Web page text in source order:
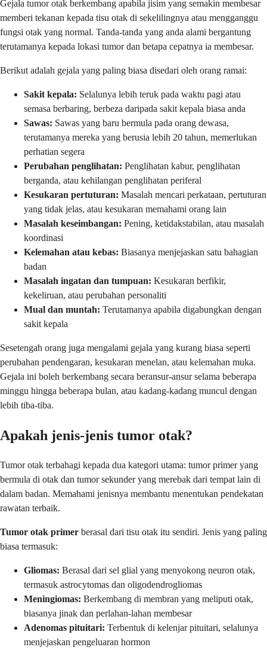
Gejala tumor otak berkembang apabila jisim yang semakin membesar
memberi tekanan kepada tisu otak di sekelilingnya atau mengganggu
fungsi otak yang normal. Tanda-tanda yang anda alami bergantung
terutamanya kepada lokasi tumor dan betapa cepatnya ia membesar.
Berikut adalah gejala yang paling biasa disedari oleh orang ramai:
Sakit kepala: Selalunya lebih teruk pada waktu pagi atau
semasa berbaring, berbeza daripada sakit kepala biasa anda
Sawas: Sawas yang baru bermula pada orang dewasa,
terutamanya mereka yang berusia lebih 20 tahun, memerlukan
perhatian segera
Perubahan penglihatan: Penglihatan kabur, penglihatan
berganda, atau kehilangan penglihatan periferal
Kesukaran pertuturan: Masalah mencari perkataan, pertuturan
yang tidak jelas, atau kesukaran memahami orang lain
Masalah keseimbangan: Pening, ketidakstabilan, atau masalah
koordinasi
Kelemahan atau kebas: Biasanya menjejaskan satu bahagian
badan
Masalah ingatan dan tumpuan: Kesukaran berfikir,
kekeliruan, atau perubahan personaliti
Mual dan muntah: Terutamanya apabila digabungkan dengan
sakit kepala
Sesetengah orang juga mengalami gejala yang kurang biasa seperti
perubahan pendengaran, kesukaran menelan, atau kelemahan muka.
Gejala ini boleh berkembang secara beransur-ansur selama beberapa
minggu hingga beberapa bulan, atau kadang-kadang muncul dengan
lebih tiba-tiba.
Apakah jenis-jenis tumor otak?
Tumor otak terbahagi kepada dua kategori utama: tumor primer yang
bermula di otak dan tumor sekunder yang merebak dari tempat lain di
dalam badan. Memahami jenisnya membantu menentukan pendekatan
rawatan terbaik.
Tumor otak primer berasal dari tisu otak itu sendiri. Jenis yang paling
biasa termasuk:
Gliomas: Berasal dari sel glial yang menyokong neuron otak,
termasuk astrocytomas dan oligodendrogliomas
Meningiomas: Berkembang di membran yang meliputi otak,
biasanya jinak dan perlahan-lahan membesar
Adenomas pituitari: Terbentuk di kelenjar pituitari, selalunya
menjejaskan pengeluaran hormon